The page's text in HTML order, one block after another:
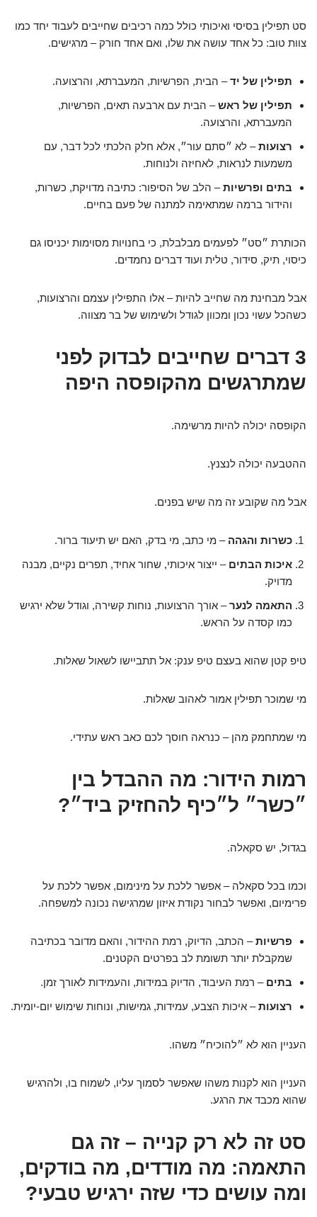
סט תפילין בסיסי ואיכותי כולל כמה רכיבים שחייבים לעבוד יחד כמו
צוות טוב: כל אחד עושה את שלו, ואם אחד חורק – מרגישים.
תפילין של יד– הבית, הפרשיות, המעברתא, והרצועה.
תפילין של ראש– הבית עם ארבעה תאים, הפרשיות,
המעברתא, והרצועה.
רצועות– לא ״סתם עור״, אלא חלק הלכתי לכל דבר, עם
משמעות לנראות, לאחיזה ולנוחות.
בתים ופרשיות– הלב של הסיפור: כתיבה מדויקת, כשרות,
והידור ברמה שמתאימה למתנה של פעם בחיים.
הכותרת ״סט״ לפעמים מבלבלת, כי בחנויות מסוימות יכניסו גם
כיסוי, תיק, סידור, טלית ועוד דברים נחמדים.
אבל מבחינת מה שחייב להיות – אלו התפילין עצמם והרצועות,
כשהכל עשוי נכון ומכוון לגודל ולשימוש של בר מצווה.
3 דברים שחייבים לבדוק לפני
שמתרגשים מהקופסה היפה
הקופסה יכולה להיות מרשימה.
ההטבעה יכולה לנצנץ.
אבל מה שקובע זה מה שיש בפנים.
כשרות והגהה – מי כתב, מי בדק, האם יש תיעוד ברור.
איכות הבתים – ייצור איכותי, שחור אחיד, תפרים נקיים, מבנה
מדויק.
התאמה לנער– אורך הרצועות, נוחות קשירה, וגודל שלא ירגיש
כמו קסדה על הראש.
טיפ קטן שהוא בעצם טיפ ענק: אל תתביישו לשאול שאלות.
מי שמוכר תפילין אמור לאהוב שאלות.
מי שמתחמק מהן – כנראה חוסך לכם כאב ראש עתידי.
רמות הידור: מה ההבדל בין
״כשר״ ל״כיף להחזיק ביד״?
בגדול, יש סקאלה.
וכמו בכל סקאלה – אפשר ללכת על מינימום, אפשר ללכת על
פרימיום, ואפשר לבחור נקודת איזון שמרגישה נכונה למשפחה.
פרשיות– הכתב, הדיוק, רמת ההידור, והאם מדובר בכתיבה
שמקבלת יותר תשומת לב בפרטים הקטנים.
בתים – רמת העיבוד, הדיוק במידות, והעמידות לאורך זמן.
רצועות– איכות הצבע, עמידות, גמישות, ונוחות שימוש יום-יומית.
העניין הוא לא ״להוכיח״ משהו.
העניין הוא לקנות משהו שאפשר לסמוך עליו, לשמוח בו, ולהרגיש
שהוא מכבד את הרגע.
סט זה לא רק קנייה – זה גם
התאמה: מה מודדים, מה בודקים,
ומה עושים כדי שזה ירגיש טבעי?